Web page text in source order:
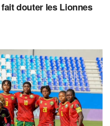
fait douter les Lionnes